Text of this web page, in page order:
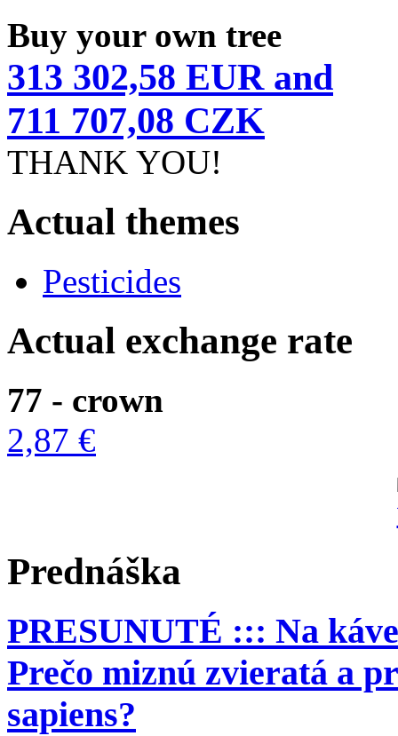
Buy your own tree
313 302,58 EUR and
711 707,08 CZK
THANK YOU!
Actual themes
Pesticides
Actual exchange rate
77 - crown
2,87 €
Prednáška
PRESUNUTÉ ::: Na
Prečo miznú zvieratá a
sapiens?